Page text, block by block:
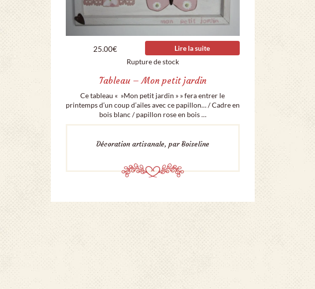
25.00€
Lire la suite
Rupture de stock
Tableau – Mon petit jardin
Ce tableau « »Mon petit jardin » » fera entrer le
printemps d’un coup d’ailes avec ce papillon… / Cadre en
bois blanc / papillon rose en bois …
Décoration artisanale, par Boiseline